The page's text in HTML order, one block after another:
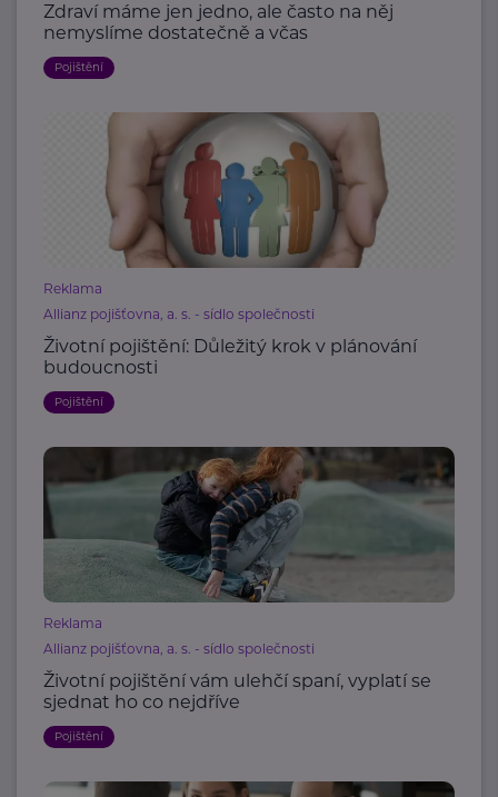
Zdraví máme jen jedno, ale často na něj
nemyslíme dostatečně a včas
Pojištění
Reklama
Allianz pojišťovna, a. s. - sídlo společnosti
Životní pojištění: Důležitý krok v plánování
budoucnosti
Pojištění
Reklama
Allianz pojišťovna, a. s. - sídlo společnosti
Životní pojištění vám ulehčí spaní, vyplatí se
sjednat ho co nejdříve
Pojištění